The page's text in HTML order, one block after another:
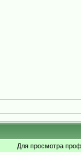
Для просмотра